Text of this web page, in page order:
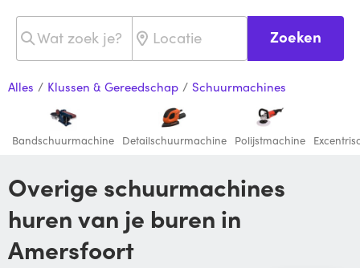
Zoeken
Alles / Klussen & Gereedschap / Schuurmachines
Bandschuurmachine Detailschuurmachine Polijstmachine
Overige schuurmachines
huren van je buren in
Amersfoort